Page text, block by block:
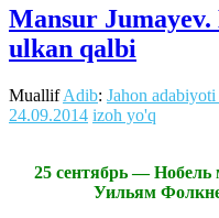
Mansur
ulkan qalbi
MuallifAdib: Jahon
24.09.2014 izoh yo'q
25 сентябрь — Нобель
Уильям